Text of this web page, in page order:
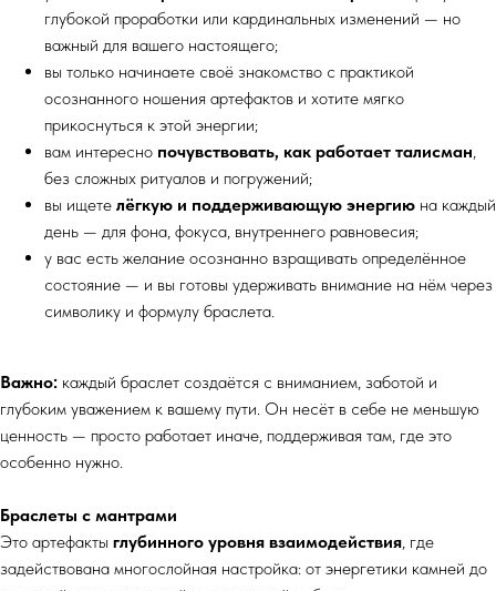
глубокой проработки или кардинальных изменений — но
важный для вашего настоящего;
вы только начинаете своё знакомство с практикой
осознанного ношения артефактов и хотите мягко
прикоснуться к этой энергии;
вам интересно почувствовать, как работает талисман,
без сложных ритуалов и погружений;
вы ищете лёгкую и поддерживающую энергию на каждый
день — для фона, фокуса, внутреннего равновесия;
у вас есть желание осознанно взращивать определённое
состояние — и вы готовы удерживать внимание на нём через
символику и формулу браслета.
Важно: каждый браслет создаётся с вниманием, заботой и
глубоким уважением к вашему пути. Он несёт в себе не меньшую
ценность — просто работает иначе, поддерживая там, где это
особенно нужно.
Браслеты с мантрами
Это артефакты глубинного уровня взаимодействия, где
задействована многослойная настройка: от энергетики камней до